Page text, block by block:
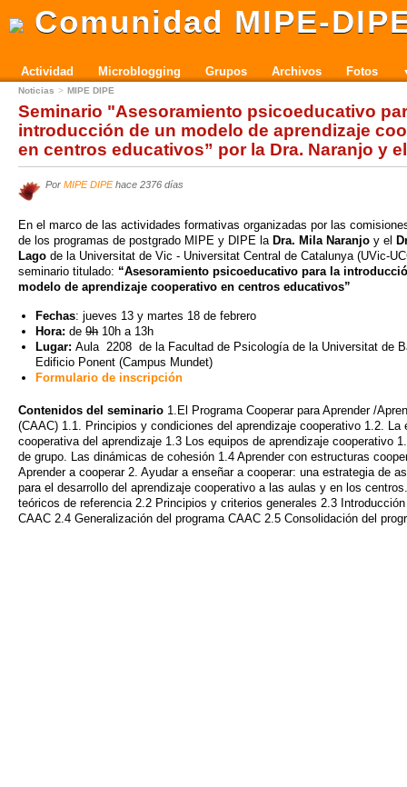
Comunidad MIPE-
Actividad Microblogging Grupos Archivos Fotos
Noticias MIPE DIPE
Seminario "Asesoramiento psicoeducativo
introducción de un modelo de aprendizaje
en centros educativos” por la Dra. Naranjo y
Por MIPE DIPE hace 2376 días
En el marco de las actividades formativas organizadas por las
de los programas de postgrado MIPE y DIPE la Dra. Mila Naranjo y el
Lago de la Universitat de Vic - Universitat Central de Catalunya (UVic-
seminario titulado: “Asesoramiento psicoeducativo para la
modelo de aprendizaje cooperativo en centros educativos”
Fechas: jueves 13 y martes 18 de febrero
Hora: de9h10h a 13h
Lugar:Aula 2208 de la Facultad de Psicología de la Universitat de
Edificio Ponent (Campus Mundet)
Formulario de inscripción
Contenidos del seminario 1.El Programa Cooperar para Aprender /
(CAAC) 1.1. Principios y condiciones del aprendizaje cooperativo 1.2. La
cooperativa del aprendizaje 1.3 Los equipos de aprendizaje cooperativo
de grupo. Las dinámicas de cohesión 1.4 Aprender con estructuras
Aprender a cooperar 2. Ayudar a enseñar a cooperar: una estrategia de
para el desarrollo del aprendizaje cooperativo a las aulas y en los
teóricos de referencia 2.2 Principios y criterios generales 2.3
CAAC 2.4 Generalización del programa CAAC 2.5 Consolidación del